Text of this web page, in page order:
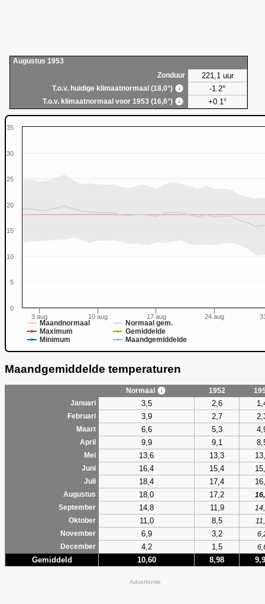
Augustus 1953
Zonduur
221,1 uur
T.o.v. huidige klimaatnormaal (18,0°) -1.2°
T.o.v. klimaatnormaal voor 1953 (16,6°) +0.1°
Maandnormaal
Normaal gem.
Maximum
Gemiddelde
Minimum
Maandgemiddelde
3 aug 10 aug 17 aug 24 aug
0
5
10
15
20
25
30
35
Maandgemiddelde temperaturen
Normaal 1952
Januari
3,5 2,6
Februari 3,9 2,7
Maart 6,6 5,3
April 9,9 9,1
Mei 13,6 13,3
Juni 16,4 15,4
Juli 18,4 17,4
Augustus 18,0 17,2
September
14,8 11,9
Oktober
11,0 8,5
November
6,9 3,2
December
4,2 1,5
Gemiddeld 10,60 8,98
Advertentie